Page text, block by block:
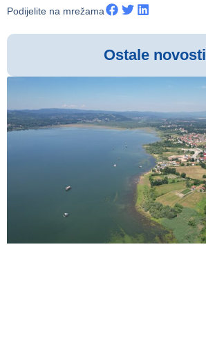
Podijelite na mrežama
Ostale novosti